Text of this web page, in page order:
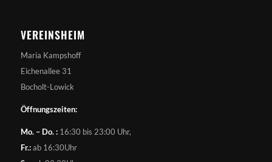
VEREINSHEIM
Maria Kampshoff
Eichenallee 31
Bocholt-Lowick
Öffnungszeiten:
Mo. – Do. :16:30 bis 23:00 Uhr,
Fr.:ab 16:30Uhr